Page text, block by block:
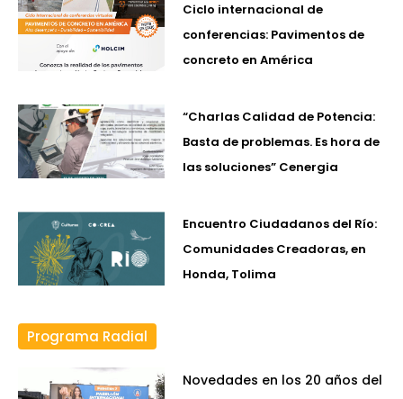
Ciclo internacional de
conferencias: Pavimentos de
concreto en América
“Charlas Calidad de Potencia:
Basta de problemas. Es hora de
las soluciones” Cenergia
Encuentro Ciudadanos del Río:
Comunidades Creadoras, en
Honda, Tolima
Programa Radial
Novedades en los 20 años del